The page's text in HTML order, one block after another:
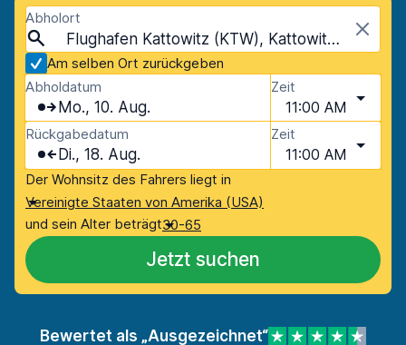
Abholort
Flughafen Kattowitz (KTW), Kattowitz, Polen
Am selben Ort zurückgeben
Abholdatum
Mo., 10. Aug.
Zeit
11:00 AM
Rückgabedatum
Di., 18. Aug.
Zeit
11:00 AM
Der Wohnsitz des Fahrers liegt in
Vereinigte Staaten von Amerika (USA)
und sein Alter beträgt30-65
Jetzt suchen
Bewertet als „Ausgezeichnet“